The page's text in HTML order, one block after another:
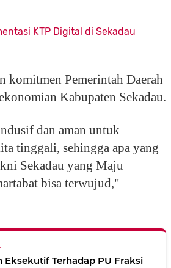
KTP Digital di Sekadau
komitmen Pemerintah Daerah
Kabupaten Sekadau.
dan aman untuk
tinggali, sehingga apa yang
Sekadau yang Maju
bisa terwujud,"
Eksekutif Terhadap PU Fraksi